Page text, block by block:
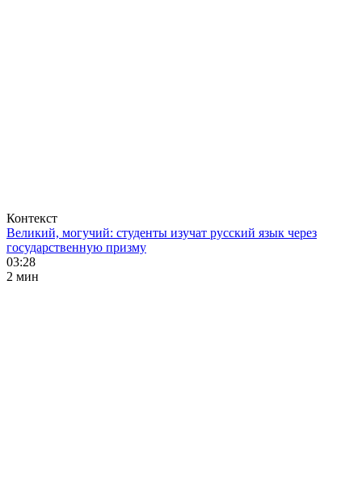
Контекст
Великий, могучий: студенты изучат русский язык через
государственную призму
03:28
2 мин